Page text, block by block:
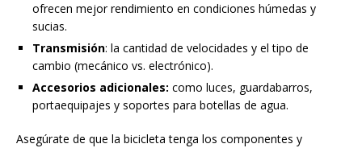
ofrecen mejor rendimiento en condiciones húmedas y
sucias.
Transmisión: la cantidad de velocidades y el tipo de
cambio (mecánico vs. electrónico).
Accesorios adicionales: como luces, guardabarros,
portaequipajes y soportes para botellas de agua.
Asegúrate de que la bicicleta tenga los componentes y